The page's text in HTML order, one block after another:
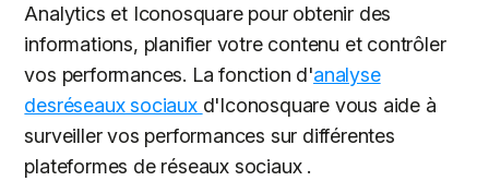
Analytics et Iconosquare pour obtenir des
informations, planifier votre contenu et contrôler
vos performances. La fonction d'analyse
desréseaux sociaux d'Iconosquare vous aide à
surveiller vos performances sur différentes
plateformes de réseaux sociaux .